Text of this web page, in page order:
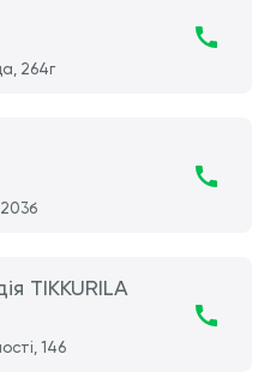
264г
TIKKURILA
146